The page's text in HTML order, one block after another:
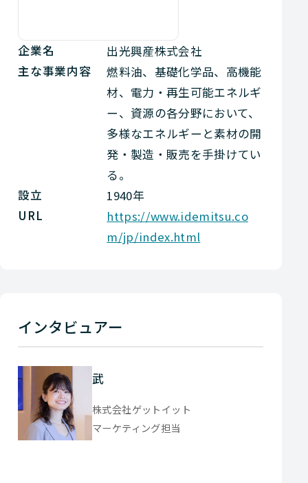
企業名
出光興産株式会社
主な事業内容
燃料油、基礎化学品、高機能
材、電力・再生可能エネルギ
ー、資源の各分野において、
多様なエネルギーと素材の開
発・製造・販売を手掛けてい
る。
設立
1940年
URL
https://www.idemitsu.co
m/jp/index.html
インタビュアー
武
株式会社ゲットイット
マーケティング担当